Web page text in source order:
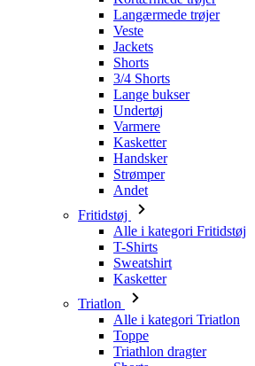
Lange bukser
Undertøj
Varmere
Kasketter
Handsker
Strømper
Andet
Fritidstøj
Alle i kategori Fritidstøj
T-Shirts
Sweatshirt
Kasketter
Triatlon
Alle i kategori Triatlon
Toppe
Triathlon dragter
Shorts
Sommer 2026
Team-replikaer
Særlige udgaver
Udsalg